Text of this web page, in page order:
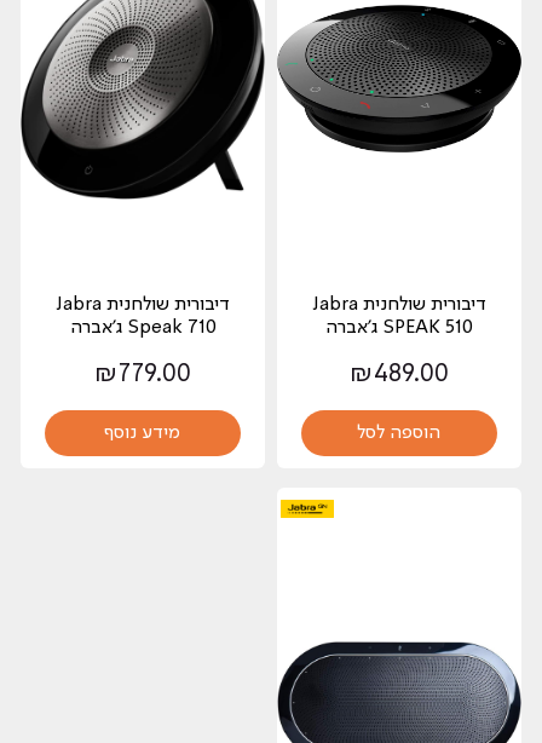
‏דיבורית שולחנית Jabra
SPEAK 510 ג'אברה
₪ 489.00
הוספה לסל
‏דיבורית שולחנית Jabra
Speak 710 ג'אברה
₪ 779.00
מידע נוסף